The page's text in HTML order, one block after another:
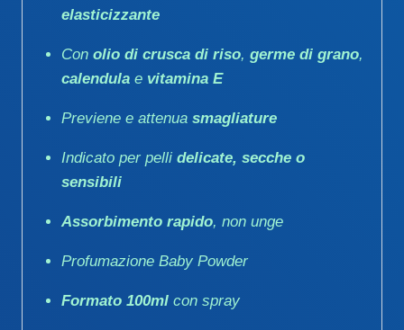
elasticizzante
Con olio di crusca di riso, germe di grano,
calendulae vitamina E
Previene e attenua smagliature
Indicato per pelli delicate, secche o
sensibili
Assorbimento rapido, non unge
Profumazione Baby Powder
Formato 100mlcon spray